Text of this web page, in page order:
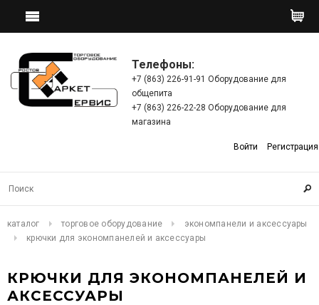
Телефоны:
+7 (863) 226-91-91 Оборудование для
общепита
+7 (863) 226-22-28 Оборудование для
магазина
Войти Регистрация
каталог торговое оборудование
экономпанели и аксессуары
крючки для экономпанелей и аксессуары
КРЮЧКИ ДЛЯ ЭКОНОМПАНЕЛЕЙ И
АКСЕССУАРЫ